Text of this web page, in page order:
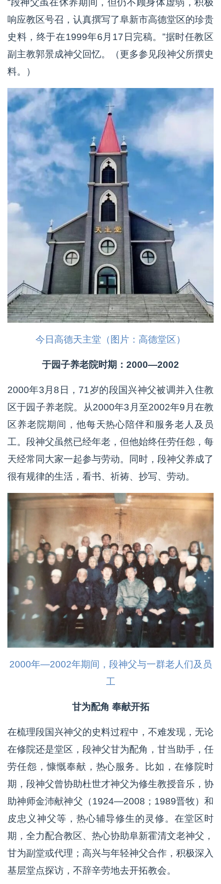
“段神父虽在休养期间，但仍不顾身体虚弱，积极
响应教区号召，认真撰写了阜新市高德堂区的珍贵
史料，终于在1999年6月17日完稿。”据时任教区
副主教郭景成神父回忆。（更多参见段神父所撰史
料。）
今日高德天主堂（图片：高德堂区）
于园子养老院时期：2000—2002
2000年3月8日，71岁的段国兴神父被调并入住教
区于园子养老院。从2000年3月至2002年9月在教
区养老院期间，他每天热心陪伴和服务老人及员
工。段神父虽然已经年老，但他始终任劳任怨，每
天经常同大家一起参与劳动。同时，段神父养成了
很有规律的生活，看书、祈祷、抄写、劳动。
2000年—2002年期间，段神父与一群老人们及员
工
甘为配角 奉献开拓
在梳理段国兴神父的史料过程中，不难发现，无论
在修院还是堂区，段神父甘为配角，甘当助手，任
劳任怨，慷慨奉献，热心服务。比如，在修院时
期，段神父曾协助杜世才神父为修生教授音乐，协
助神师金沛献神父（1924—2008；1989晋牧）和
皮忠义神父等，热心辅导修生的灵修。在堂区时
期，全力配合教区、热心协助阜新霍清文老神父，
甘为副堂或代理；高兴与年轻神父合作，积极深入
基层堂点探访，不辞辛劳地去开拓教会。